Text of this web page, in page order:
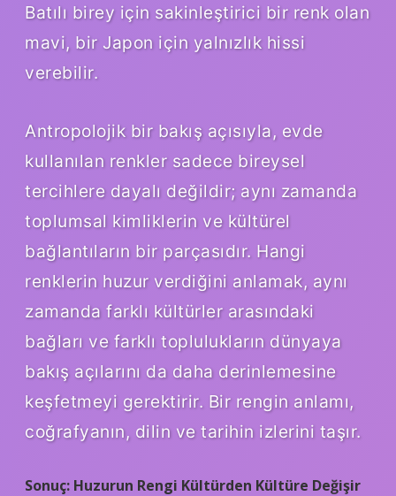
Batılı birey için sakinleştirici bir renk olan
mavi, bir Japon için yalnızlık hissi
verebilir.
Antropolojik bir bakış açısıyla, evde
kullanılan renkler sadece bireysel
tercihlere dayalı değildir; aynı zamanda
toplumsal kimliklerin ve kültürel
bağlantıların bir parçasıdır. Hangi
renklerin huzur verdiğini anlamak, aynı
zamanda farklı kültürler arasındaki
bağları ve farklı toplulukların dünyaya
bakış açılarını da daha derinlemesine
keşfetmeyi gerektirir. Bir rengin anlamı,
coğrafyanın, dilin ve tarihin izlerini taşır.
Sonuç: Huzurun Rengi Kültürden Kültüre Değişir